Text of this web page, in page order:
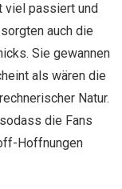
viel passiert und
auch die
Sie gewannen
als wären die
Natur.
die Fans
Hoffnungen